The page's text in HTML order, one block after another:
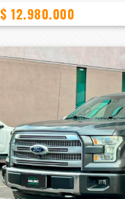
$ 12.980.000